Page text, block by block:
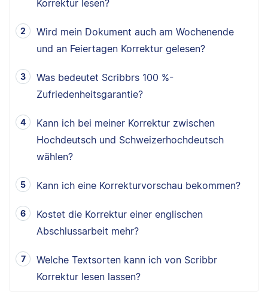
Korrektur lesen?
Wird mein Dokument auch am Wochenende
und an Feiertagen Korrektur gelesen?
Was bedeutet Scribbrs 100 %-
Zufriedenheitsgarantie?
Kann ich bei meiner Korrektur zwischen
Hochdeutsch und Schweizerhochdeutsch
wählen?
Kann ich eine Korrekturvorschau bekommen?
Kostet die Korrektur einer englischen
Abschlussarbeit mehr?
Welche Textsorten kann ich von Scribbr
Korrektur lesen lassen?